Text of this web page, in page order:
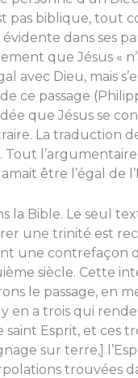
pas biblique, tout
dans ses
que Jésus «
avec Dieu, mais
ce passage
que Jésus se
La traduction
être l’égal de
la Bible. Le seul
une trinité est
une contrefaçon
siècle. Cette
le passage, en
en a trois qui
Esprit, et ces
sur terre,]
trouvées